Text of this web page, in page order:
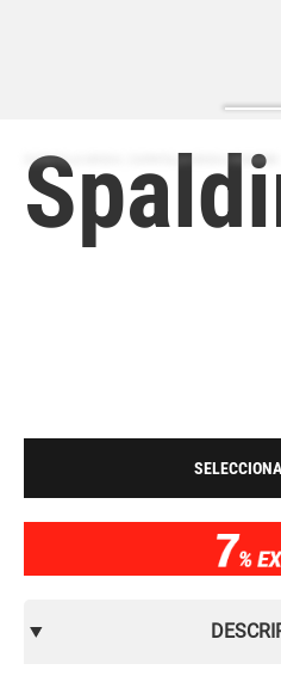
ZAPATILLA MODA | ZAPATILLA MODA HOMBRE